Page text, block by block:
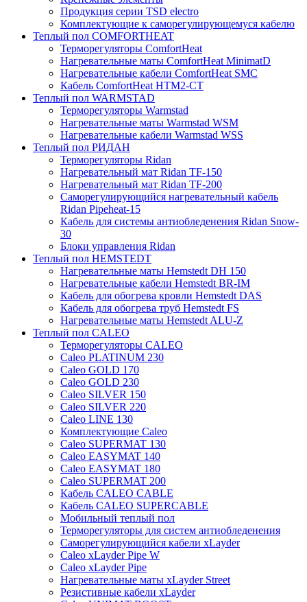
Продукция серии TSD electro
Комплектующие к саморегулирующемуся кабелю
Теплый пол COMFORTHEAT
Терморегуляторы ComfortHeat
Нагревательные маты ComfortHeat MinimatD
Нагревательные кабели ComfortHeat SMC
Кабель ComfortHeat HTM2-CT
Теплый пол WARMSTAD
Терморегуляторы Warmstad
Нагревательные маты Warmstad WSM
Нагревательные кабели Warmstad WSS
Теплый пол РИДАН
Терморегуляторы Ridan
Нагревательный мат Ridan TF-150
Нагревательный мат Ridan TF-200
Саморегулирующийся нагревательный кабель
Ridan Pipeheat-15
Кабель для системы антиобледенения Ridan Snow-
30
Блоки управления Ridan
Теплый пол HEMSTEDT
Нагревательные маты Hemstedt DH 150
Нагревательные кабели Hemstedt BR-IM
Кабель для обогрева кровли Hemstedt DAS
Кабель для обогрева труб Hemstedt FS
Нагревательные маты Hemstedt ALU-Z
Теплый пол CALEO
Терморегуляторы CALEO
Caleo PLATINUM 230
Caleo GOLD 170
Caleo GOLD 230
Caleo SILVER 150
Caleo SILVER 220
Caleo LINE 130
Комплектующие Caleo
Caleo SUPERMAT 130
Caleo EASYMAT 140
Caleo EASYMAT 180
Caleo SUPERMAT 200
Кабель CALEO CABLE
Кабель CALEO SUPERCABLE
Мобильный теплый пол
Терморегуляторы для систем антиобледенения
Саморегулирующийся кабели xLayder
Caleo xLayder Pipe W
Caleo xLayder Pipe
Нагревательные маты xLayder Street
Резистивные кабели xLayder